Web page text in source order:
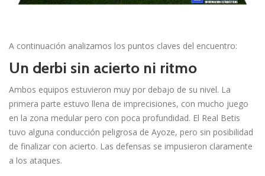
A continuación analizamos los puntos claves del encuentro:
Un derbi sin acierto ni ritmo
Ambos equipos estuvieron muy por debajo de su nivel. La
primera parte estuvo llena de imprecisiones, con mucho juego
en la zona medular pero con poca profundidad. El Real Betis
tuvo alguna conducción peligrosa de Ayoze, pero sin posibilidad
de finalizar con acierto. Las defensas se impusieron claramente
a los ataques.